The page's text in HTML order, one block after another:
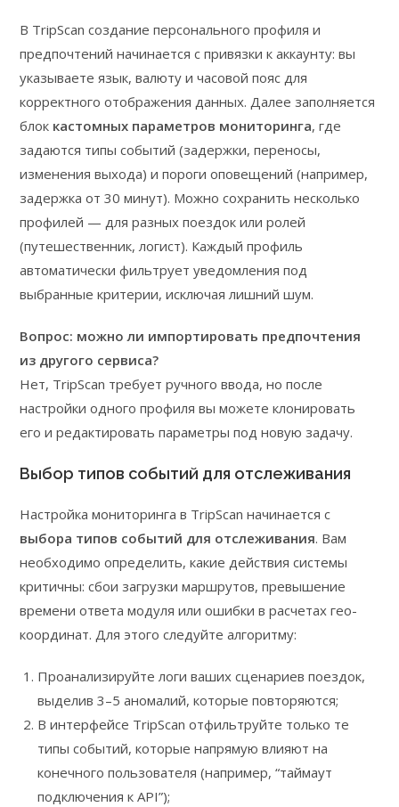
В TripScan создание персонального профиля и
предпочтений начинается с привязки к аккаунту: вы
указываете язык, валюту и часовой пояс для
корректного отображения данных. Далее заполняется
блок кастомных параметров мониторинга, где
задаются типы событий (задержки, переносы,
изменения выхода) и пороги оповещений (например,
задержка от 30 минут). Можно сохранить несколько
профилей — для разных поездок или ролей
(путешественник, логист). Каждый профиль
автоматически фильтрует уведомления под
выбранные критерии, исключая лишний шум.
Вопрос: можно ли импортировать предпочтения
из другого сервиса?
Нет, TripScan требует ручного ввода, но после
настройки одного профиля вы можете клонировать
его и редактировать параметры под новую задачу.
Выбор типов событий для отслеживания
Настройка мониторинга в TripScan начинается с
выбора типов событий для отслеживания. Вам
необходимо определить, какие действия системы
критичны: сбои загрузки маршрутов, превышение
времени ответа модуля или ошибки в расчетах гео-
координат. Для этого следуйте алгоритму:
Проанализируйте логи ваших сценариев поездок,
выделив 3–5 аномалий, которые повторяются;
В интерфейсе TripScan отфильтруйте только те
типы событий, которые напрямую влияют на
конечного пользователя (например, “таймаут
подключения к API”);